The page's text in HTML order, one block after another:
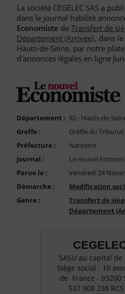
Liste des Greffes
Liste des CCI
Le Blog pour les Entreprises
Nous Contacter
Compte PRO
La société CEGELEC SAS a
dans le journal habilité
Economiste deTransfert de
Département (Arrivée), dans
Hauts-de-Seine, par notre
d'annonces légales en ligne
Département : 92 - Hauts-de-
Greffe :
Greffe du
Préfecture :
Nanterre
Journal :
Le nouvel
Parue le :
Vendredi 24
Démarche :
Modification
Genre :
Transfert de
Département
SASU au capital de
Siège social : 10
de France - 93200
537 908 238